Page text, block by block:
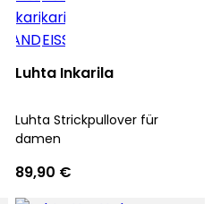
Luhta Inkarila
Luhta Strickpullover für
damen
89,90 €